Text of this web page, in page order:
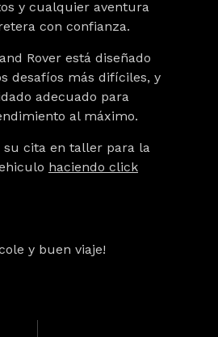
y cualquier aventura
con confianza.
Rover está diseñado
desafíos más difíciles, y
adecuado para
al máximo.
su cita en taller para la
haciendo click
y buen viaje!